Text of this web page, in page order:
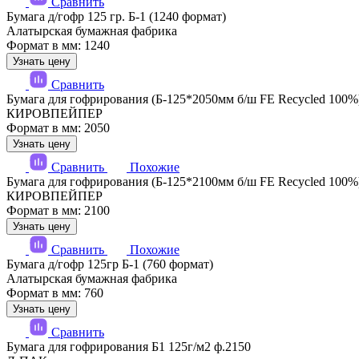
Бумага д/гофр 125 гр. Б-1 (1240 формат)
Алатырская бумажная фабрика
Формат в мм: 1240
Узнать цену
Сравнить
Бумага для гофрирования (Б-125*2050мм б/ш FE Recycled
КИРОВПЕЙПЕР
Формат в мм: 2050
Узнать цену
Сравнить
Похожие
Бумага для гофрирования (Б-125*2100мм б/ш FE Recycled
КИРОВПЕЙПЕР
Формат в мм: 2100
Узнать цену
Сравнить
Похожие
Бумага д/гофр 125гр Б-1 (760 формат)
Алатырская бумажная фабрика
Формат в мм: 760
Узнать цену
Сравнить
Бумага для гофрирования Б1 125г/м2 ф.2150